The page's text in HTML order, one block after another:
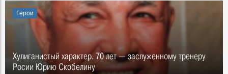
Герои
Хулиганистый характер. 70 лет — заслуженному тренеру
Росии Юрию Скобелину